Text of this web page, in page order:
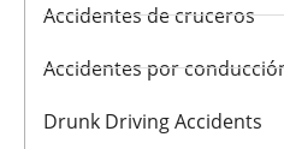
Accidentes de cruceros
Accidentes por
Drunk Driving Accidents